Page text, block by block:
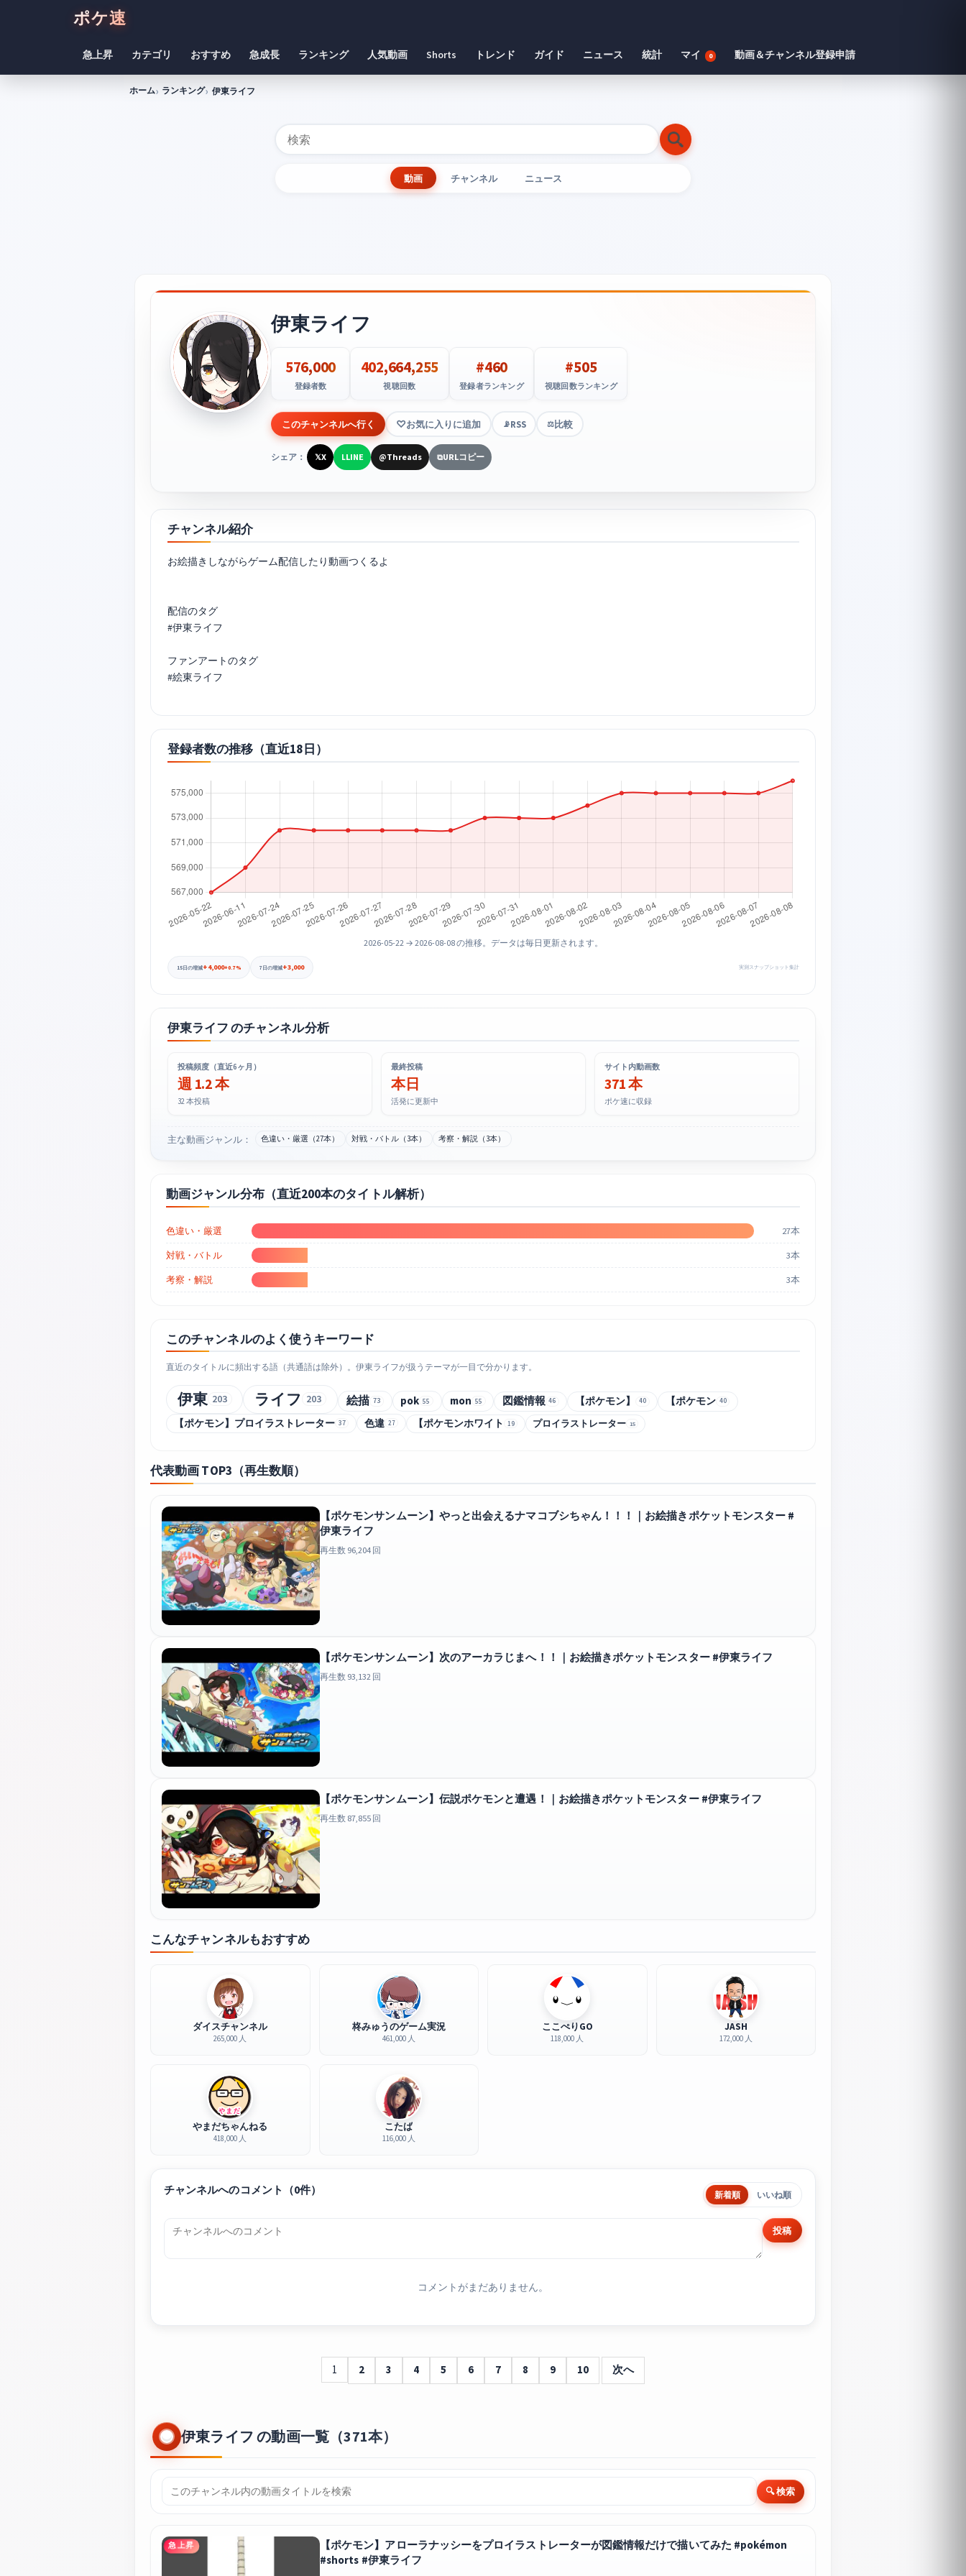
ポケ速
急上昇 カテゴリ おすすめ 急成長 ランキング 人気動画 Shorts トレンド ガイド ニュース 統計 マイ 0 動画＆チャンネル登録申請
ホーム ランキング 伊東ライフ
動画 チャンネル ニュース
伊東ライフ
576,000
登録者数
402,664,255
視聴回数
#460
登録者ランキング
#505
視聴回数ランキング
このチャンネルへ行く お気に入りに追加 📡RSS ⚖️比較
シェア： 𝕏X LLINE @Threads ⧉URLコピー
チャンネル紹介
お絵描きしながらゲーム配信したり動画つくるよ
配信のタグ
#伊東ライフ
ファンアートのタグ
#絵東ライフ
登録者数の推移（直近18日）
2026-05-22 → 2026-08-08 の推移。データは毎日更新されます。
15日の増減+4,000+0.7% 7日の増減+3,000 実測スナップショット集計
伊東ライフ のチャンネル分析
投稿頻度（直近6ヶ月）
週 1.2 本
32 本投稿
最終投稿
本日
活発に更新中
サイト内動画数
371 本
ポケ速に収録
主な動画ジャンル： 色違い・厳選（27本） 対戦・バトル（3本） 考察・解説（3本）
動画ジャンル分布（直近200本のタイトル解析）
色違い・厳選 27本
対戦・バトル 3本
考察・解説 3本
このチャンネルのよく使うキーワード
直近のタイトルに頻出する語（共通語は除外）。伊東ライフが扱うテーマが一目で分かります。
伊東 203 ライフ 203 絵描 73 pok 55 mon 55 図鑑情報 46 【ポケモン】 40 【ポケモン 40
【ポケモン】プロイラストレーター 37 色違 27 【ポケモンホワイト 19 プロイラストレーター 15
代表動画 TOP3（再生数順）
【ポケモンサンムーン】やっと出会えるナマコブシちゃん！！！｜お絵描きポケットモンスター #
伊東ライフ
再生数 96,204 回
【ポケモンサンムーン】次のアーカラじまへ！！｜お絵描きポケットモンスター #伊東ライフ
再生数 93,132 回
【ポケモンサンムーン】伝説ポケモンと遭遇！｜お絵描きポケットモンスター #伊東ライフ
再生数 87,855 回
こんなチャンネルもおすすめ
ダイスチャンネル
265,000 人
柊みゅうのゲーム実況
461,000 人
ここぺりGO
118,000 人
JASH
172,000 人
やまだちゃんねる
418,000 人
こたば
116,000 人
チャンネルへのコメント（0件） 新着順 いいね順
投稿
コメントがまだありません。
1 2 3 4 5 6 7 8 9 10 次へ
伊東ライフ の動画一覧（371本）
🔍 検索
急上昇
【ポケモン】アローラナッシーをプロイラストレーターが図鑑情報だけで描いてみた #pokémon
#shorts #伊東ライフ